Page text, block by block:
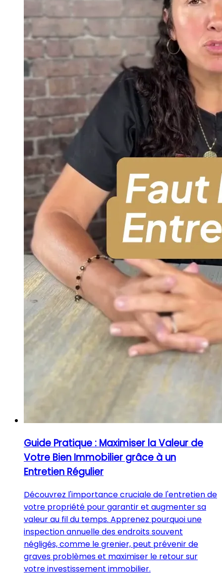
Guide Pratique : Maximiser la Valeur de
Votre Bien Immobilier grâce à un
Entretien Régulier
Découvrez l'importance cruciale de l'entretien de
votre propriété pour garantir et augmenter sa
valeur au fil du temps. Apprenez pourquoi une
inspection annuelle des endroits souvent
négligés, comme le grenier, peut prévenir de
graves problèmes et maximiser le retour sur
votre investissement immobilier.